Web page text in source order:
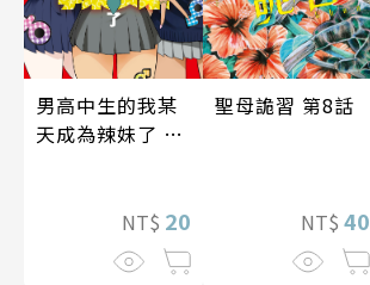
男高中生的我某
天成為辣妹了 第
NT$ 20
聖母詭習 第8話
NT$ 40